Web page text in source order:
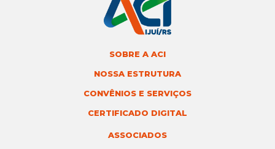
SOBRE A ACI
NOSSA ESTRUTURA
CONVÊNIOS E SERVIÇOS
CERTIFICADO DIGITAL
ASSOCIADOS